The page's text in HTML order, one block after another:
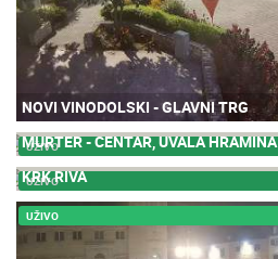
NOVI VINODOLSKI - GLAVNI TRG
UŽIVO
MURTER - CENTAR, UVALA HRAMINA
UŽIVO
KRK RIVA
UŽIVO